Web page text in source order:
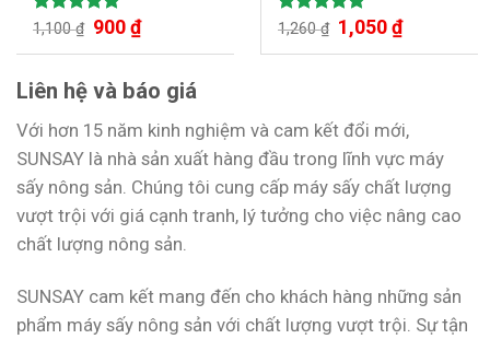
Được xếp
1,100₫ 900₫
Được xếp
4.80
1,260₫ 1,050₫
Liên hệ và báo giá
Với hơn 15 năm kinh nghiệm và cam kết đổi mới,
SUNSAY là nhà sản xuất hàng đầu trong lĩnh vực máy
sấy nông sản. Chúng tôi cung cấp máy sấy chất lượng
vượt trội với giá cạnh tranh, lý tưởng cho việc nâng cao
chất lượng nông sản.
SUNSAY cam kết mang đến cho khách hàng những sản
phẩm máy sấy nông sản với chất lượng vượt trội. Sự tận